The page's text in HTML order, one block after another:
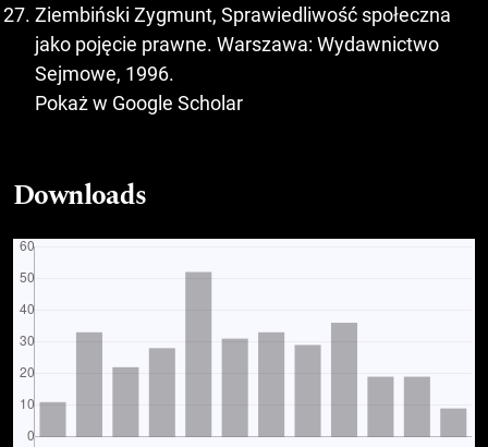
Ziembiński Zygmunt, Sprawiedliwość społeczna
jako pojęcie prawne. Warszawa: Wydawnictwo
Sejmowe, 1996.
Pokaż w Google Scholar
Downloads